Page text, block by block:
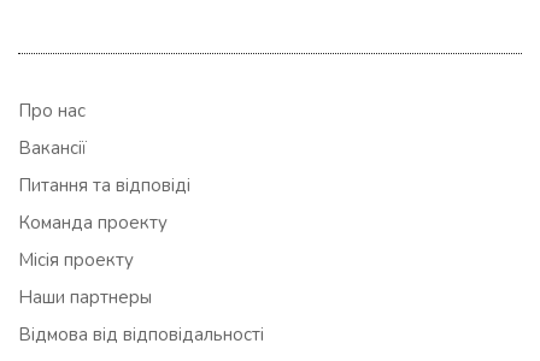
Про нас
Вакансії
Питання та відповіді
Команда проекту
Місія проекту
Наши партнеры
Відмова від відповідальності